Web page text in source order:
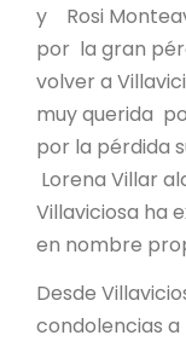
y Rosi
por la gran
volver a
muy querida
por la pérdida
Lorena Villar
Villaviciosa ha
en nombre
Desde
condolencias a